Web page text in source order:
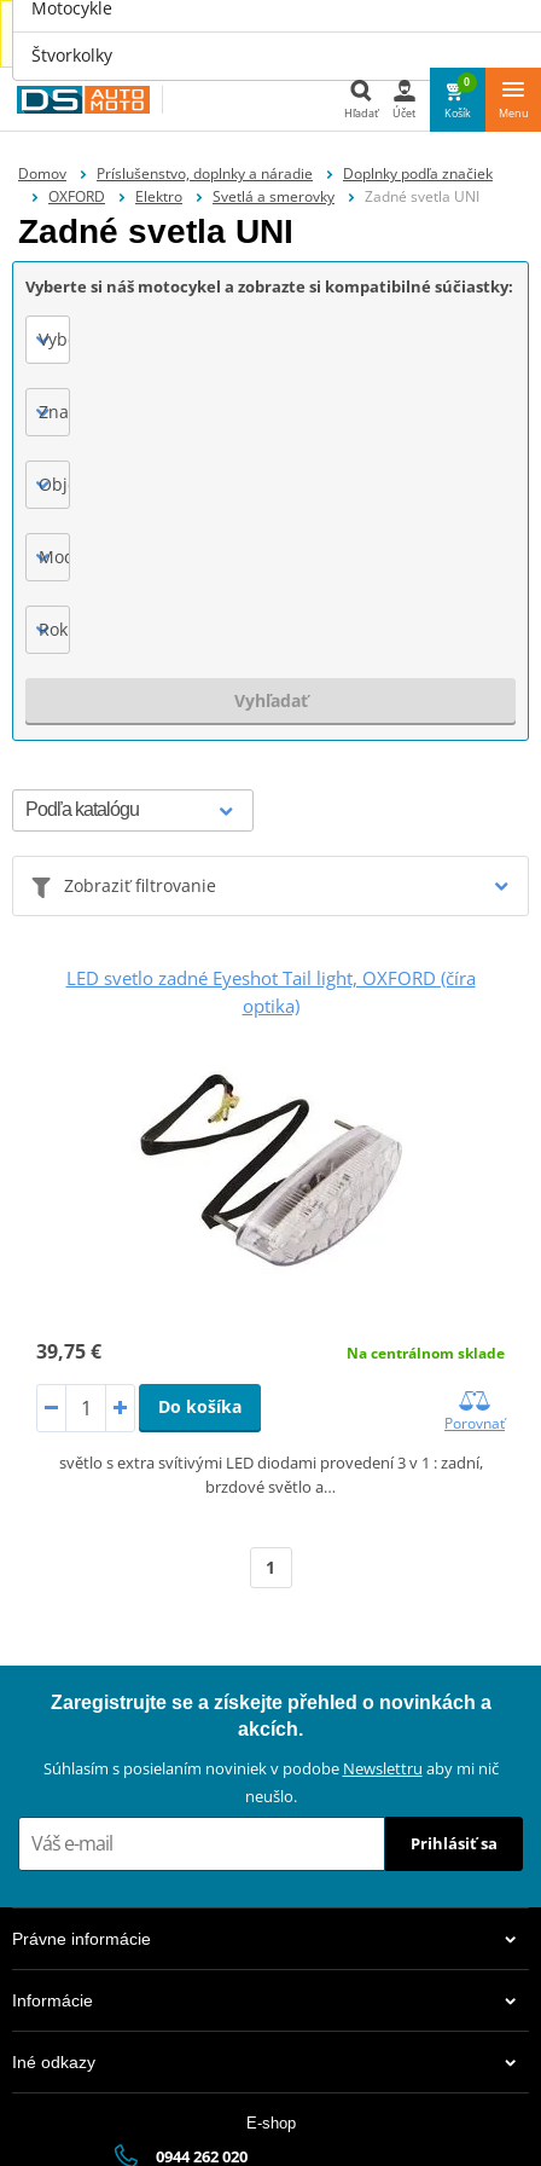
Náhradné diely aj pre tvoje auto nájdeš u nás na
www.dsauto.sk
Hľadať
Hľadať Účet
0
Košík Menu
Domov Príslušenstvo, doplnky a náradie
Doplnky podľa značiek
OXFORD
Elektro Svetlá a smerovky Zadné svetla UNI
Zadné svetla UNI
Vyberte si náš motocykel a zobrazte si kompatibilné súčiastky:
Vyberte
Značka
Objem motora
Model
Rok výroby
Vyhľadať
Zobraziť filtrovanie
LED svetlo zadné Eyeshot Tail light, OXFORD (číra
optika)
39,75 € Na centrálnom sklade
Do košíka
Porovnať
světlo s extra svítivými LED diodami provedení 3 v 1 : zadní,
brzdové světlo a…
1
Zaregistrujte se a získejte přehled o novinkách a
akcích.
Súhlasím s posielaním noviniek v podobe Newslettru aby mi nič
neušlo.
Prihlásiť sa
Právne informácie
Informácie
Iné odkazy
E-shop
0944 262 020
Motocykle
Štvorkolky